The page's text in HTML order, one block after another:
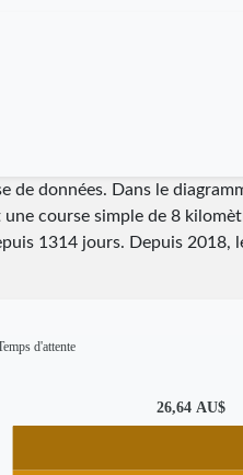
données. Dans le
course simple de 8
1314jours. Depuis 2018,
26,64 AU$
d'attente